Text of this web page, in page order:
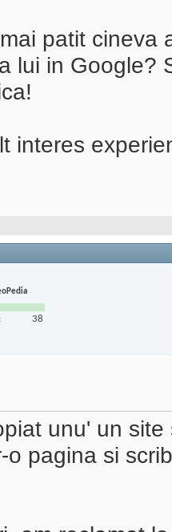
patit cineva
lui in Google?
interes
38
unu' un
o pagina si